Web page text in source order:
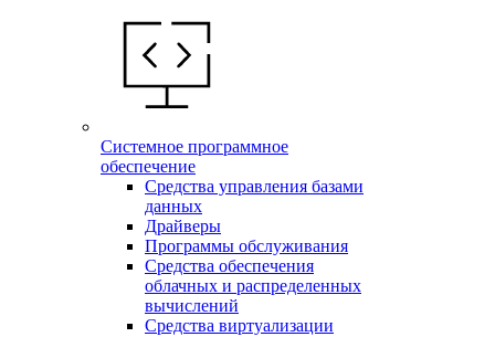
Системное программное
обеспечение
Средства управления базами
данных
Драйверы
Программы обслуживания
Средства обеспечения
облачных и распределенных
вычислений
Средства виртуализации